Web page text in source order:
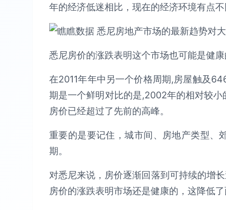
年的经济低迷相比，现在的经济环境有点
悉尼房价的涨跌表明这个市场也可能是健康
在2011年年中另一个价格周期,房屋触及
期是一个鲜明对比的是,2002年的相对较
房价已经超过了先前的高峰。
重要的是要记住，城市间、房地产类型、
期。
对悉尼来说，房价逐渐回落到可持续的增
房价的涨跌表明市场还是健康的，这降低